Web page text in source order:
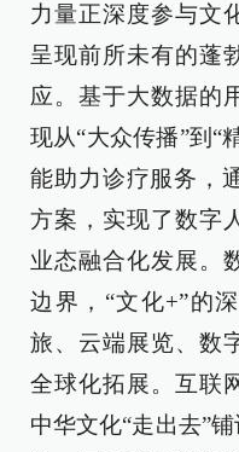
力量正深度参与文
呈现前所未有的蓬
应。基于大数据的
现从“大众传播”到“
能助力诊疗服务，
方案，实现了数字
业态融合化发展。
边界，“文化+”的
旅、云端展览、数
全球化拓展。互联
中华文化“走出去”